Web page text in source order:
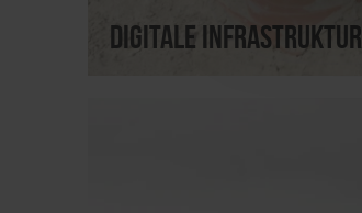
Digitale Infrastruktur